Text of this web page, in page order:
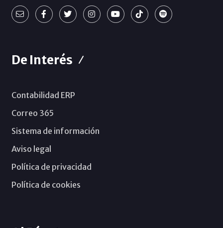
De Interés
Contabilidad ERP
Correo 365
Sistema de información
Aviso legal
Política de privacidad
Política de cookies